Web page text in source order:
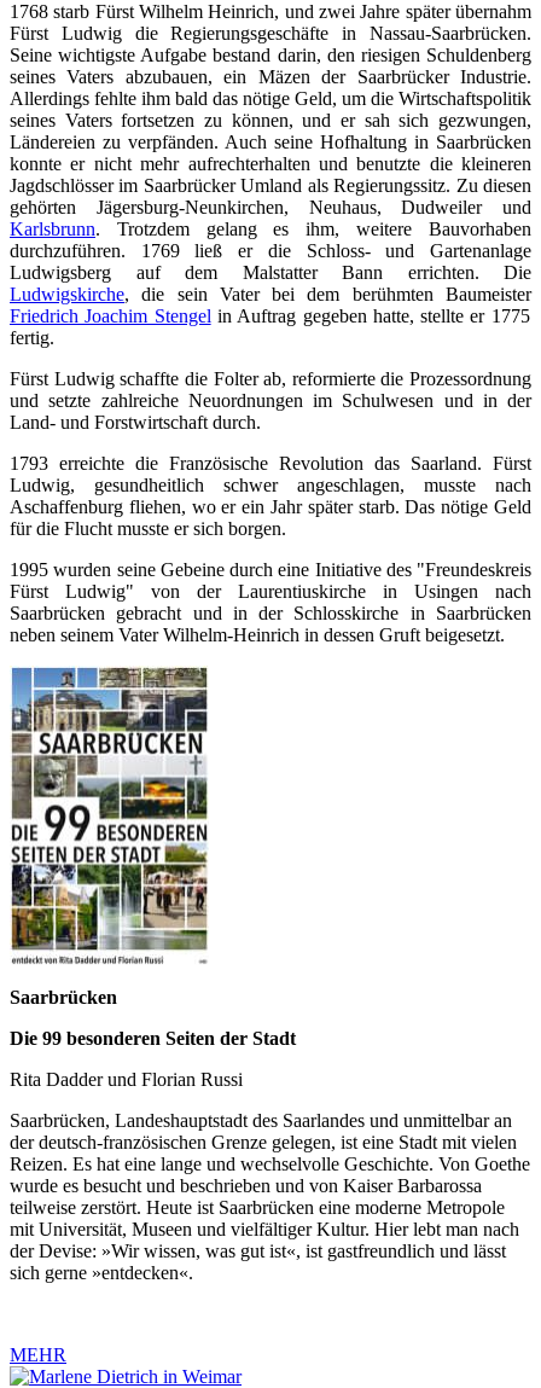
1768 starb Fürst Wilhelm Heinrich, und zwei Jahre später übernahm
Fürst Ludwig die Regierungsgeschäfte in Nassau-Saarbrücken.
Seine wichtigste Aufgabe bestand darin, den riesigen Schuldenberg
seines Vaters abzubauen, ein Mäzen der Saarbrücker Industrie.
Allerdings fehlte ihm bald das nötige Geld, um die Wirtschaftspolitik
seines Vaters fortsetzen zu können, und er sah sich gezwungen,
Ländereien zu verpfänden. Auch seine Hofhaltung in Saarbrücken
konnte er nicht mehr aufrechterhalten und benutzte die kleineren
Jagdschlösser im Saarbrücker Umland als Regierungssitz. Zu diesen
gehörten Jägersburg-Neunkirchen, Neuhaus, Dudweiler und
Karlsbrunn. Trotzdem gelang es ihm, weitere Bauvorhaben
durchzuführen. 1769 ließ er die Schloss- und Gartenanlage
Ludwigsberg auf dem Malstatter Bann errichten. Die
Ludwigskirche, die sein Vater bei dem berühmten Baumeister
Friedrich Joachim Stengel in Auftrag gegeben hatte, stellte er 1775
fertig.
Fürst Ludwig schaffte die Folter ab, reformierte die Prozessordnung
und setzte zahlreiche Neuordnungen im Schulwesen und in der
Land- und Forstwirtschaft durch.
1793 erreichte die Französische Revolution das Saarland. Fürst
Ludwig, gesundheitlich schwer angeschlagen, musste nach
Aschaffenburg fliehen, wo er ein Jahr später starb. Das nötige Geld
für die Flucht musste er sich borgen.
1995 wurden seine Gebeine durch eine Initiative des "Freundeskreis
Fürst Ludwig" von der Laurentiuskirche in Usingen nach
Saarbrücken gebracht und in der Schlosskirche in Saarbrücken
neben seinem Vater Wilhelm-Heinrich in dessen Gruft beigesetzt.
Saarbrücken
Die 99 besonderen Seiten der Stadt
Rita Dadder und Florian Russi
Saarbrücken, Landeshauptstadt des Saarlandes und unmittelbar an
der deutsch-französischen Grenze gelegen, ist eine Stadt mit vielen
Reizen. Es hat eine lange und wechselvolle Geschichte. Von Goethe
wurde es besucht und beschrieben und von Kaiser Barbarossa
teilweise zerstört. Heute ist Saarbrücken eine moderne Metropole
mit Universität, Museen und vielfältiger Kultur. Hier lebt man nach
der Devise: »Wir wissen, was gut ist«, ist gastfreundlich und lässt
sich gerne »entdecken«.
MEHR